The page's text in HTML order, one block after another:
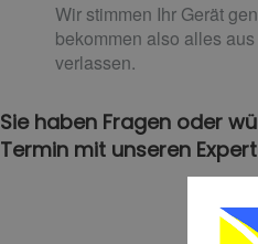
Wir stimmen Ihr Gerät
bekommen also alles
verlassen.
Sie haben Fragen oder
Termin mit unseren